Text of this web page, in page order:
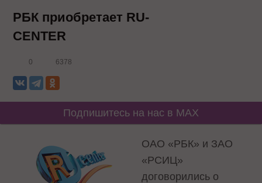
РБК приобретает RU-
CENTER
0 6378
Подпишитесь на нас в MAX
ОАО «РБК» и ЗАО
«РСИЦ»
договорились о